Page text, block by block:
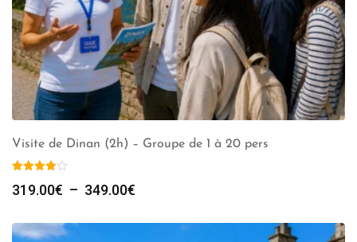
Visite de Dinan (2h) – Groupe de 1 à 20 pers
319.00€ – 349.00€
prix :